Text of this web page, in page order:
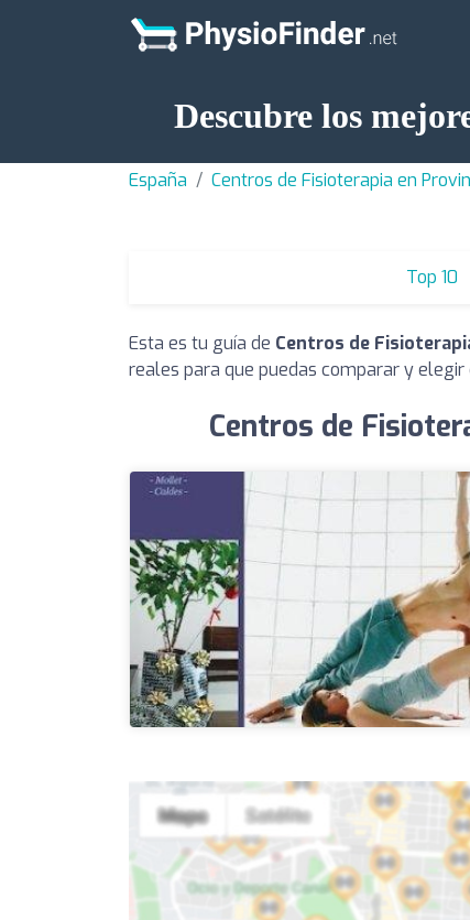
Descubre los
España Centros de Fisioterapia en
Top 10
Esta es tu guía de Centros de
reales para que puedas comparar y elegir
Centros de